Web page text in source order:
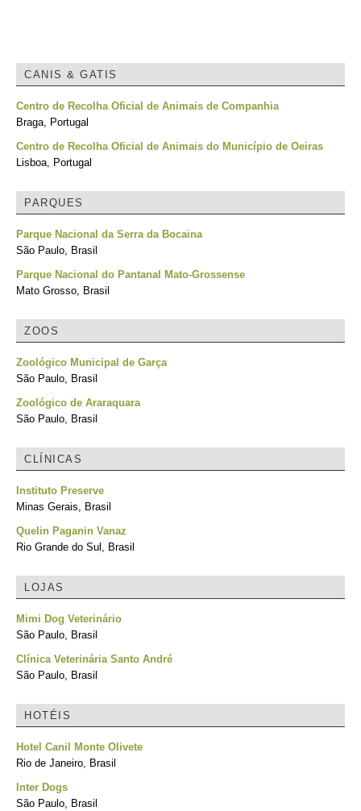
CANIS & GATIS
Centro de Recolha Oficial de Animais de Companhia
Braga, Portugal
Centro de Recolha Oficial de Animais do Município de Oeiras
Lisboa, Portugal
PARQUES
Parque Nacional da Serra da Bocaina
São Paulo, Brasil
Parque Nacional do Pantanal Mato-Grossense
Mato Grosso, Brasil
ZOOS
Zoológico Municipal de Garça
São Paulo, Brasil
Zoológico de Araraquara
São Paulo, Brasil
CLÍNICAS
Instituto Preserve
Minas Gerais, Brasil
Quelin Paganin Vanaz
Rio Grande do Sul, Brasil
LOJAS
Mimi Dog Veterinário
São Paulo, Brasil
Clínica Veterinária Santo André
São Paulo, Brasil
HOTÉIS
Hotel Canil Monte Olivete
Rio de Janeiro, Brasil
Inter Dogs
São Paulo, Brasil